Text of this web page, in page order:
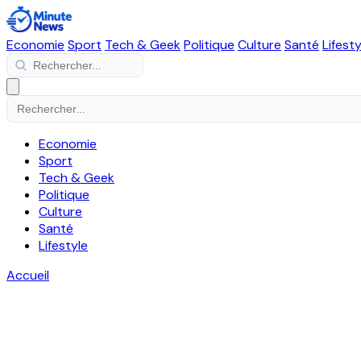
Economie Sport Tech & GeekPolitique Culture Santé
Economie
Sport
Tech & Geek
Politique
Culture
Santé
Lifestyle
Accueil